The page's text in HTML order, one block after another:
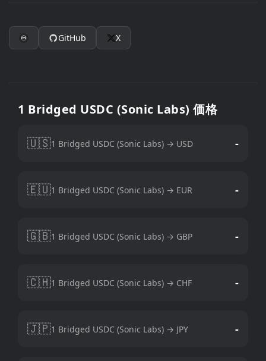
GitHub X
1 Bridged USDC (Sonic Labs) 価格
🇺🇸1 Bridged USDC (Sonic Labs) → USD -
🇪🇺1 Bridged USDC (Sonic Labs) → EUR -
🇬🇧1 Bridged USDC (Sonic Labs) → GBP -
🇨🇭1 Bridged USDC (Sonic Labs) → CHF -
🇯🇵1 Bridged USDC (Sonic Labs) → JPY -